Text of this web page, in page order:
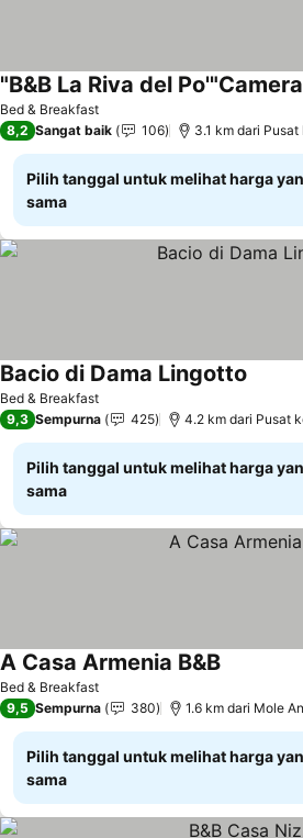
Bed & Breakfast
"B&B La Riva del
8,2 Sangat baik 106 3.1 km dari Pusat
Pilih tanggal untuk melihat harga
sama
Bed & Breakfast
Bacio di Dama Lingotto
9,3 Sempurna 425 4.2 km dari Pusat
Pilih tanggal untuk melihat harga
sama
Bed & Breakfast
A Casa Armenia B&B
9,5 Sempurna 380 1.6 km dari Mole
Pilih tanggal untuk melihat harga
sama